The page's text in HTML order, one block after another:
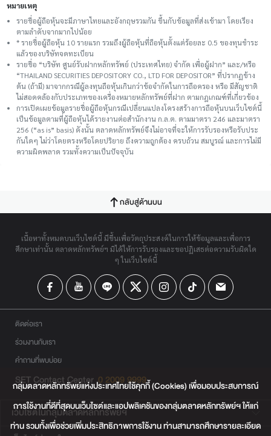
หมายเหตุ
รายชื่อผู้ถือหุ้นจะมีภาษาไทยและอังกฤษรวมกัน ขึ้นกับข้อมูลที่ส่งเข้ามา โดยเรียง
ตามลำดับจากมากไปน้อย
* รายชื่อผู้ถือหุ้น 10 รายแรก รวมถึงผู้ถือหุ้นที่ถือหุ้นตั้งแต่ร้อยละ 0.5 ของทุนชําระ
แล้วของบริษัทจดทะเบียน
รายชื่อ “บริษัท ศูนย์รับฝากหลักทรัพย์ (ประเทศไทย) จำกัด เพื่อผู้ฝาก” และ/หรือ
“THAILAND SECURITIES DEPOSITORY CO., LTD FOR DEPOSITOR” ที่ปรากฏข้าง
ต้น (ถ้ามี) มาจากกรณีผู้ลงทุนถือหุ้นเกินกว่าข้อจำกัดในการถือครอง หรือ มีสัญชาติ
ไม่สอดคล้องกับประเภทของเครื่องหมายหลักทรัพย์ที่ฝาก ตามกฎเกณฑ์ที่เกี่ยวข้อง
การเปิดเผยข้อมูลรายชื่อผู้ถือหุ้นกรณีเปลี่ยนแปลงโครงสร้างการถือหุ้นบนเว็บไซต์นี้
เป็นข้อมูลตามที่ผู้ถือหุ้นได้รายงานต่อสำนักงาน ก.ล.ต. ตามมาตรา 246 และมาตรา
256 (“as is” basis) ดังนั้น ตลาดหลักทรัพย์จึงไม่อาจที่จะให้การรับรองหรือรับประ
กันใดๆ ไม่ว่าโดยตรงหรือโดยปริยาย ถึงความถูกต้อง ครบถ้วน สมบูรณ์ และการไม่มี
ความผิดพลาด รวมทั้งความเป็นปัจจุบัน
กลับสู่ด้านบน
เนื้อหาทั้งหมดบนเว็บไซต์นี้ มีขึ้นเพื่อวัตถุประสงค์ในการให้ข้อมูลและเพื่อการ
ศึกษาเท่านั้น ตลาดหลักทรัพย์ฯ มิได้ให้การรับรองและขอปฏิเสธต่อความรับผิดใด
ๆ ในเว็บไซต์นี้
ติดต่อเรา
ร่วมงานกับเรา
คำถามที่พบบ่อย
SET Contact Center 0 2009 9999
เว็บไซต์ในกลุ่มตลาดหลักทรัพย์ฯ
กลุ่มตลาดหลักทรัพย์แห่งประเทศไทยใช้คุกกี้ (Cookies) เพื่อมอบประสบการณ์
การใช้งานที่ดีที่สุดบนเว็บไซต์และแอปพลิเคชันของกลุ่มตลาดหลักทรัพย์ฯ ให้แก่
ท่าน รวมทั้งเพื่อช่วยเพิ่มประสิทธิภาพการใช้งาน ท่านสามารถศึกษารายละเอียด